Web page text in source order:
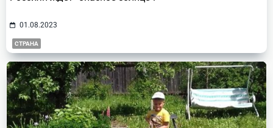
01.08.2023
СТРАНА